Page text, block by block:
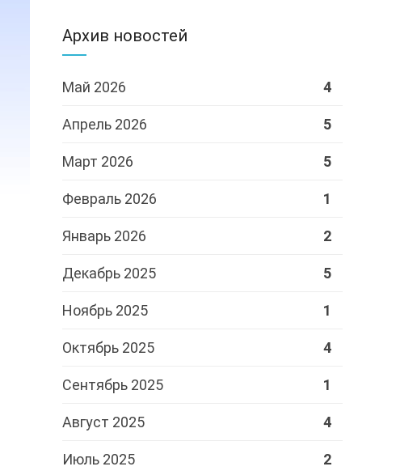
Архив новостей
Май 2026 4
Апрель 2026 5
Март 2026 5
Февраль 2026 1
Январь 2026 2
Декабрь 2025 5
Ноябрь 2025 1
Октябрь 2025 4
Сентябрь 2025 1
Август 2025 4
Июль 2025 2